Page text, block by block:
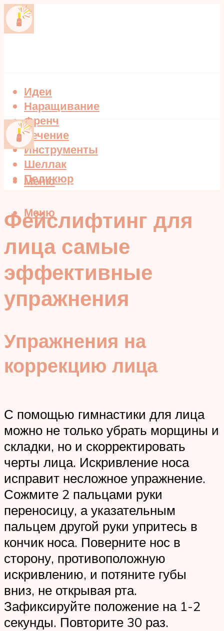
Идеи
Наращивание
Френч
Лечение
Инструменты
Шеллак
Педикюр
Меню
Меню
Фейслифтинг для
лица самые
эффективные
упражнения
Упражнения на
коррекцию лица
С помощью гимнастики для лица
можно не только убрать морщины и
складки, но и скорректировать
черты лица. Искривление носа
исправит несложное упражнение.
Сожмите 2 пальцами руки
переносицу, а указательным
пальцем другой руки упритесь в
кончик носа. Поверните нос в
сторону, противоположную
искривлению, и потяните губы
вниз, не открывая рта.
Зафиксируйте положение на 1-2
секунды. Повторите 30 раз.